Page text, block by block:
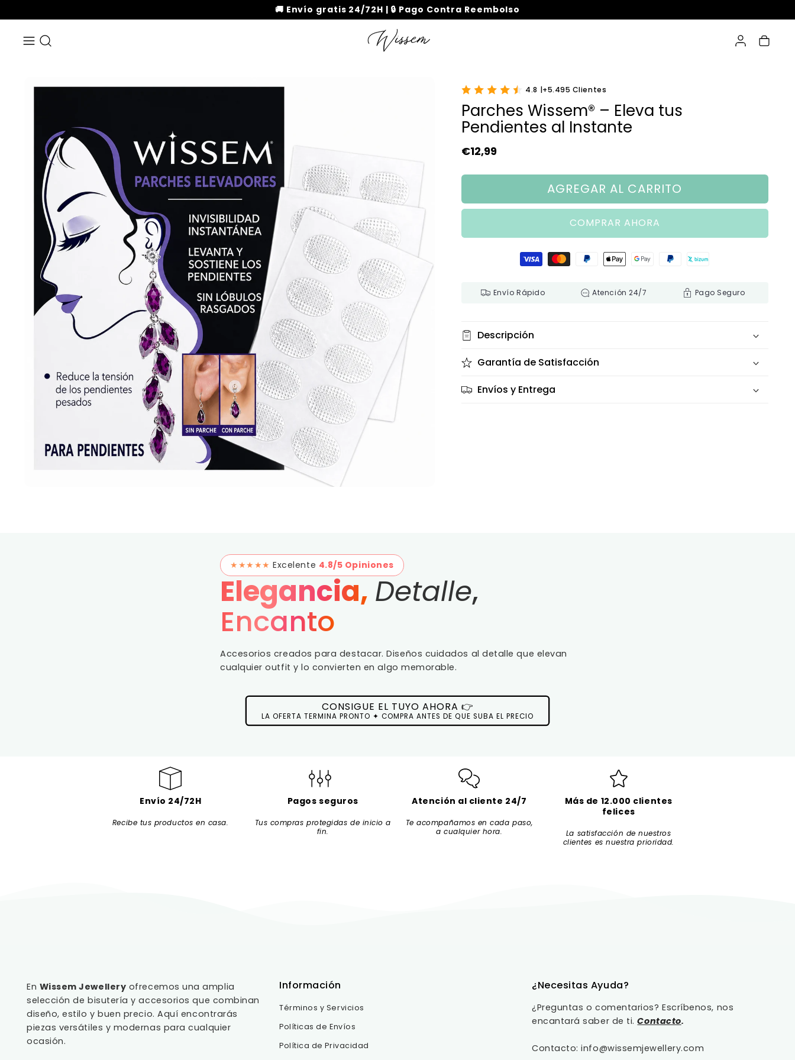
🚚 Envío gratis 24/72H | 🔒 Pago Contra Reembolso
Iniciar sesión
Carrito
4.8 |+5.495 Clientes
Parches Wissem® – Eleva tus
Pendientes al Instante
Precio habitual
€12,99
AGREGAR AL CARRITO
COMPRAR AHORA
Formas de pago
Envío Rápido Atención 24/7 Pago Seguro
Descripción
Garantía de Satisfacción
Envíos y Entrega
★★★★★ Excelente 4.8/5 Opiniones
Elegancia, Detalle,
Encanto
Accesorios creados para destacar. Diseños cuidados al detalle que elevan
cualquier outfit y lo convierten en algo memorable.
CONSIGUE EL TUYO AHORA 👉
LA OFERTA TERMINA PRONTO ✦ COMPRA ANTES DE QUE SUBA EL PRECIO
Envío 24/72H
Recibe tus productos en casa.
Pagos seguros
Tus compras protegidas de inicio a
fin.
Atención al cliente 24/7
Te acompañamos en cada paso,
a cualquier hora.
Más de 12.000 clientes
felices
La satisfacción de nuestros
clientes es nuestra prioridad.
En Wissem Jewellery ofrecemos una amplia
selección de bisutería y accesorios que combinan
diseño, estilo y buen precio. Aquí encontrarás
piezas versátiles y modernas para cualquier
ocasión.
Información
Términos y Servicios
Políticas de Envíos
Política de Privacidad
¿Necesitas Ayuda?
¿Preguntas o comentarios? Escríbenos, nos
encantará saber de ti.Contacto.
Contacto: info@wissemjewellery.com